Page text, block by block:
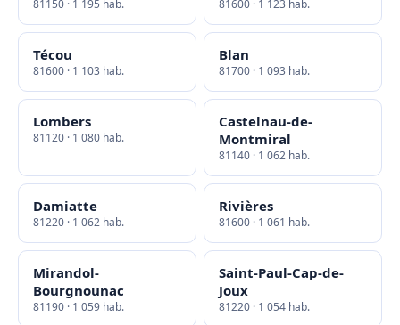
81150 · 1 195 hab. 81600 · 1 123 hab.
Técou
81600 · 1 103 hab.
Blan
81700 · 1 093 hab.
Lombers
81120 · 1 080 hab.
Castelnau-de-
Montmiral
81140 · 1 062 hab.
Damiatte
81220 · 1 062 hab.
Rivières
81600 · 1 061 hab.
Mirandol-
Bourgnounac
81190 · 1 059 hab.
Saint-Paul-Cap-de-
Joux
81220 · 1 054 hab.